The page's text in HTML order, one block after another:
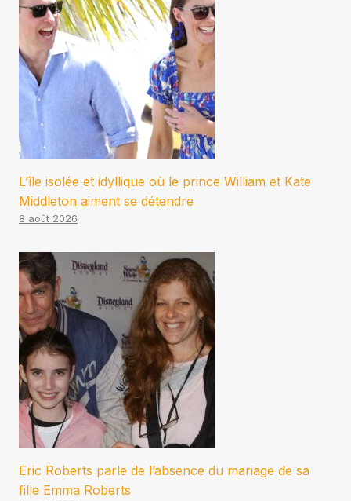
L’île isolée et idyllique où le prince William et Kate
Middleton aiment se détendre
8 août 2026
Eric Roberts parle de l’absence du mariage de sa
fille Emma Roberts